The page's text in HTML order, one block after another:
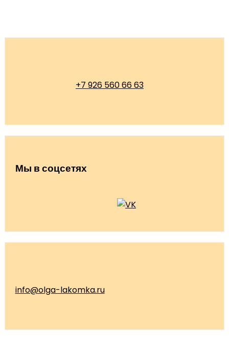
+7 926 560 66 63
Мы в соцсетях
info@olga-lakomka.ru